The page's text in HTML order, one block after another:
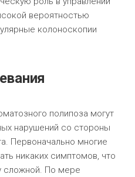
вероятностью
колоноскопии
полипоза могут
нарушений со стороны
Первоначально многие
никаких симптомов, что
сложной. По мере